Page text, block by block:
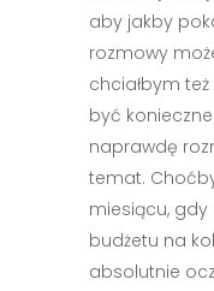
aby jakby
rozmowy
chciałbym
być
naprawdę
temat.
miesiącu,
budżetu na
absolutnie